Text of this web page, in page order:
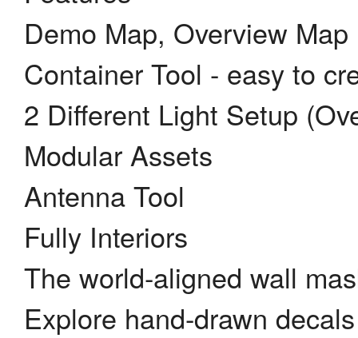
Demo Map, Overview Map
Container Tool - easy to
2 Different Light Setup
Modular Assets
Antenna Tool
Fully Interiors
The world-aligned wall
Explore hand-drawn decals